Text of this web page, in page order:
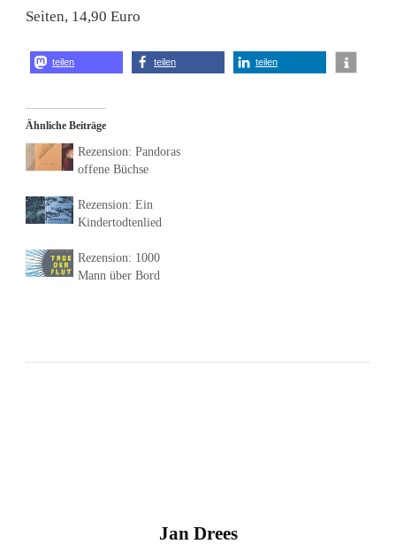
Seiten, 14,90 Euro
teilen teilen teilen
Ähnliche Beiträge
Rezension: Pandoras
offene Büchse
Rezension: Ein
Kindertodtenlied
Rezension: 1000
Mann über Bord
Jan Drees